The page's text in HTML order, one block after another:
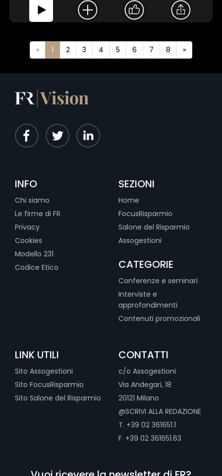
« 1 2 3 4 5 6 7 8 »
INFO
Chi siamo
Le firme di FR
Privacy
Cookies
Modello 231
Codice Etico
SEZIONI
Home
FocusRisparmio
Salone del Risparmio
Assogestioni
CATEGORIE
Conferenze e seminari
Interviste e
approfondimenti
Contenuti promozionali
LINK UTILI
Sito Assogestioni
Sito FocusRisparmio
Sito Salone del Risparmio
CONTATTI
c/o Assogestioni
Via Andegari, 18
20121 Milano
@SCRIVI ALLA REDAZIONE
T. +39 02 361651.1
F. +39 02 361651.63